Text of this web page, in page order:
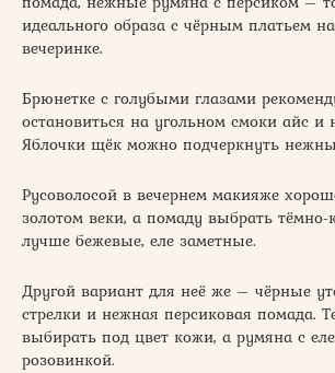
идеального образа с чёрным платьем
вечеринке.
Брюнетке с голубыми глазами
остановиться на угольном смоки айс и
Яблочки щёк можно подчеркнуть
Русоволосой в вечернем макияже
золотом веки, а помаду выбрать
лучше бежевые, еле заметные.
Другой вариант для неё же – чёрные
стрелки и нежная персиковая помада.
выбирать под цвет кожи, а румяна с
розовинкой.